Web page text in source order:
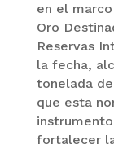
en el
Oro
Reservas
la fecha,
tonelada
que esta
fortalecer